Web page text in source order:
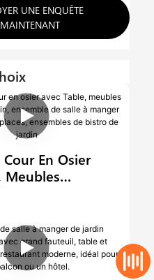
UNE ENQUÊTE
MAINTENANT
En Osier
Meubles
Rotin,
Salle À Manger
À 6 Places,
De Bistro De